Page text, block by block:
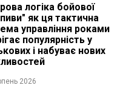
логіка бойової
як ця тактична
управління роками
популярність у
і набуває нових
2026